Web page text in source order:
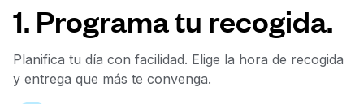
1. Programa tu recogida.
Planifica tu día con facilidad. Elige la hora de recogida
y entrega que más te convenga.